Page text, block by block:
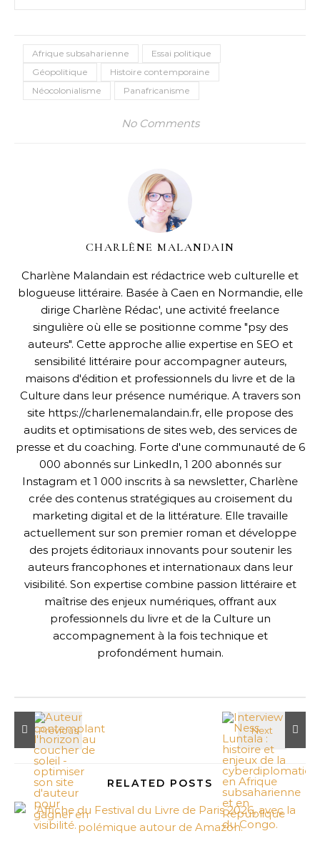
Afrique subsaharienne
Essai politique
Géopolitique
Histoire contemporaine
Néocolonialisme
Panafricanisme
No Comments
CHARLÈNE MALANDAIN
Charlène Malandain est rédactrice web culturelle et
blogueuse littéraire. Basée à Caen en Normandie, elle
dirige Charlène Rédac', une activité freelance
singulière où elle se positionne comme "psy des
auteurs". Cette approche allie expertise en SEO et
sensibilité littéraire pour accompagner auteurs,
maisons d'édition et professionnels du livre et de la
Culture dans leur présence numérique. A travers son
site https://charlenemalandain.fr, elle propose des
audits et optimisations de sites web, des services de
presse et du coaching. Forte d'une communauté de 6
000 abonnés sur LinkedIn, 1 200 abonnés sur
Instagram et 1 000 inscrits à sa newsletter, Charlène
crée des contenus stratégiques au croisement du
marketing digital et de la littérature. Elle travaille
actuellement sur son premier roman et développe
des projets éditoriaux innovants pour soutenir les
auteurs francophones et internationaux dans leur
visibilité. Son expertise combine passion littéraire et
maîtrise des enjeux numériques, offrant aux
professionnels du livre et de la Culture un
accompagnement à la fois technique et
profondément humain.
RELATED POSTS